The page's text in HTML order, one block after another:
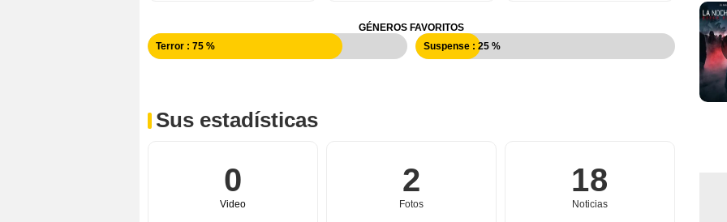
GÉNEROS FAVORITOS
Terror : 75 %
Suspense : 25 %
Sus estadísticas
0
Video
2
Fotos
18
Noticias